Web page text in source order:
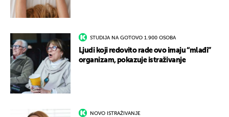
STUDIJA NA GOTOVO 1.900 OSOBA
Ljudi koji redovito rade ovo imaju “mlađi”
organizam, pokazuje istraživanje
NOVO ISTRAŽIVANJE